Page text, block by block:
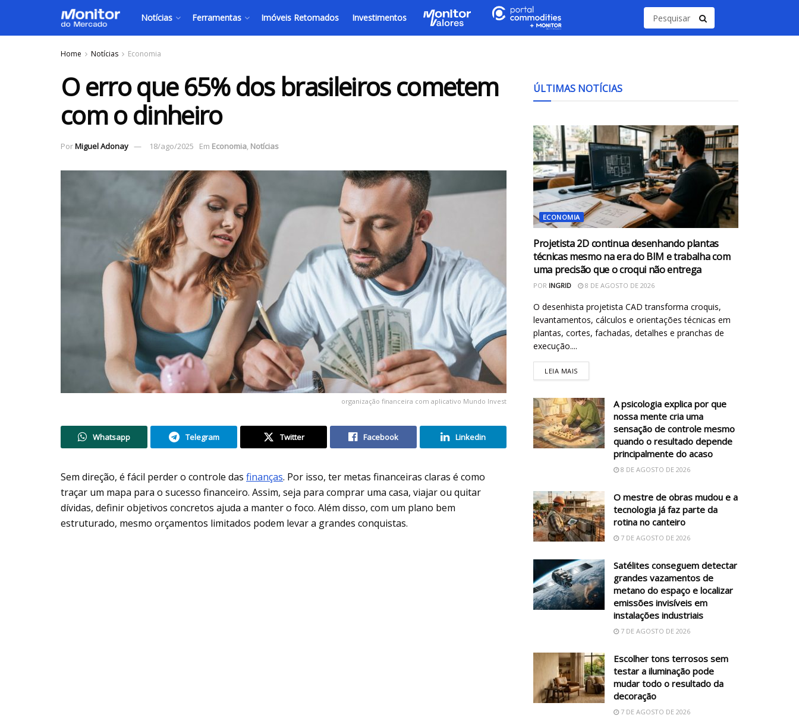
Notícias Ferramentas Imóveis Retomados Investimentos
Home Notícias Economia
O erro que 65% dos brasileiros cometem
com o dinheiro
PorMiguel Adonay 18/ago/2025 Em Economia, Notícias
organização financeira com aplicativo Mundo Invest
Whatsapp Telegram Twitter Facebook Linkedin
Sem direção, é fácil perder o controle das finanças. Por isso, ter metas financeiras claras é como
traçar um mapa para o sucesso financeiro. Assim, seja para comprar uma casa, viajar ou quitar
dívidas, definir objetivos concretos ajuda a manter o foco. Além disso, com um plano bem
estruturado, mesmo orçamentos limitados podem levar a grandes conquistas.
ÚLTIMAS NOTÍCIAS
ECONOMIA
Projetista 2D continua desenhando plantas
técnicas mesmo na era do BIM e trabalha com
uma precisão que o croqui não entrega
POR INGRID 8 DE AGOSTO DE 2026
O desenhista projetista CAD transforma croquis,
levantamentos, cálculos e orientações técnicas em
plantas, cortes, fachadas, detalhes e pranchas de
execução....
LEIA MAIS
A psicologia explica por que
nossa mente cria uma
sensação de controle mesmo
quando o resultado depende
principalmente do acaso
8 DE AGOSTO DE 2026
O mestre de obras mudou e a
tecnologia já faz parte da
rotina no canteiro
7 DE AGOSTO DE 2026
Satélites conseguem detectar
grandes vazamentos de
metano do espaço e localizar
emissões invisíveis em
instalações industriais
7 DE AGOSTO DE 2026
Escolher tons terrosos sem
testar a iluminação pode
mudar todo o resultado da
decoração
7 DE AGOSTO DE 2026